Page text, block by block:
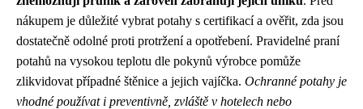
nákupem je důležité vybrat potahy s certifikací a ověřit, zda jsou
dostatečně odolné proti protržení a opotřebení. Pravidelné praní
potahů na vysokou teplotu dle pokynů výrobce pomůže
zlikvidovat případné štěnice a jejich vajíčka. Ochranné potahy je
vhodné používat i preventivně, zvláště v hotelech nebo